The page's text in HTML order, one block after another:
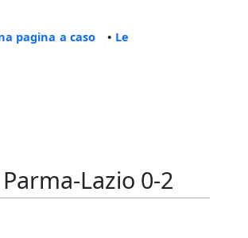
pagina a caso • Le
Lazio 0-2